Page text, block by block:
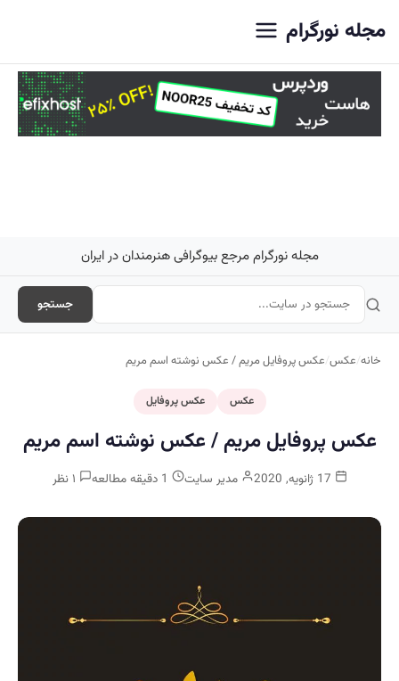
مجله نورگرام
مجله نورگرام مرجع بیوگرافی هنرمندان در ایران
جستجو
خانه/عکس/عکس پروفایل مریم / عکس نوشته اسم مریم
عکس عکس پروفایل
عکس پروفایل مریم / عکس نوشته اسم مریم
مدیر سایت